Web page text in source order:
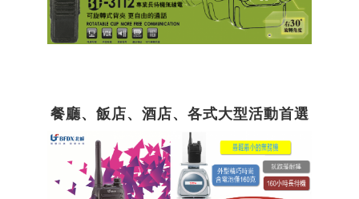
餐廳、飯店、酒店、各式大型活動首選